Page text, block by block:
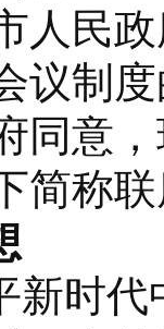
人民
议制
同意
简称
新时